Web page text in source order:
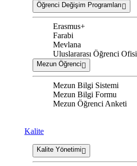
Öğrenci Değişim Programları
Erasmus+
Farabi
Mevlana
Uluslararası Öğrenci Ofisi
Mezun Öğrenci
Mezun Bilgi Sistemi
Mezun Bilgi Formu
Mezun Öğrenci Anketi
Kalite
Kalite Yönetimi